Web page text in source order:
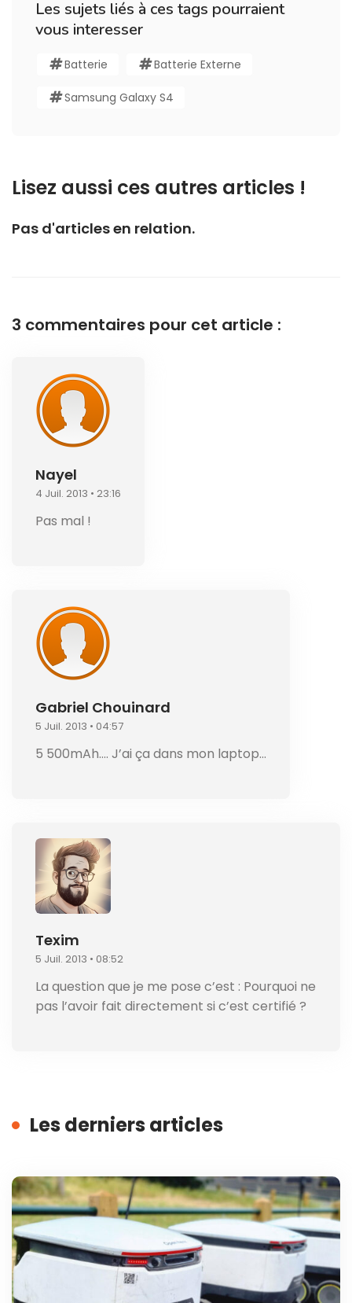
Les sujets liés à ces tags pourraient
vous interesser
Batterie Batterie Externe
Samsung Galaxy S4
Lisez aussi ces autres articles !
Pas d'articles en relation.
3 commentaires pour cet article :
Nayel
4 Juil. 2013 • 23:16
Pas mal !
Gabriel Chouinard
5 Juil. 2013 • 04:57
5 500mAh…. J’ai ça dans mon laptop…
Texim
5 Juil. 2013 • 08:52
La question que je me pose c’est : Pourquoi ne
pas l’avoir fait directement si c’est certifié ?
Les derniers articles